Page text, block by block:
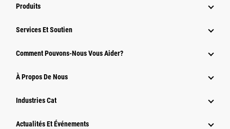
Produits
Services Et Soutien
Comment Pouvons-Nous Vous Aider?
À Propos De Nous
Industries Cat
Actualités Et Événements